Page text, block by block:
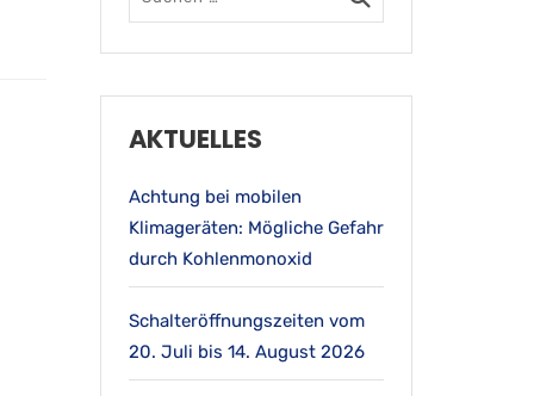
AKTUELLES
Achtung bei mobilen
Klimageräten: Mögliche Gefahr
durch Kohlenmonoxid
Schalteröffnungszeiten vom
20. Juli bis 14. August 2026